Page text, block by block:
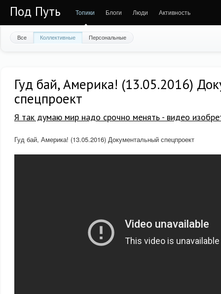
Под Путь Топики Блоги Люди Активность
Все Коллективные Персональные
Гуд бай, Америка! (13.05.2016)
спецпроект
Я так думаю мир надо срочно менять - видео
Гуд бай, Америка! (13.05.2016) Документальный спецпроект